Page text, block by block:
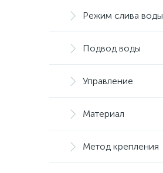
Режим слива воды
Подвод воды
Управление
Материал
Метод крепления